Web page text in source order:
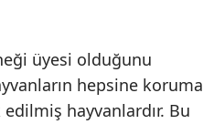
Manisa
Kahramanmaraş
üyesi olduğunu
hepsine koruma
hayvanlardır. Bu